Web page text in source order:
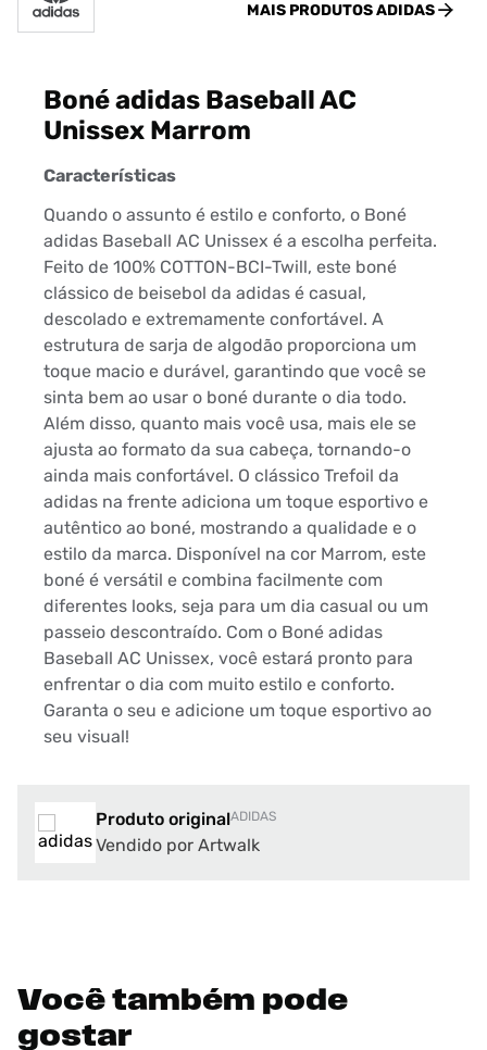
MAIS PRODUTOSADIDAS
Boné adidas Baseball AC
Unissex Marrom
Características
Quando o assunto é estilo e conforto, o Boné
adidas Baseball AC Unissex é a escolha perfeita.
Feito de 100% COTTON-BCI-Twill, este boné
clássico de beisebol da adidas é casual,
descolado e extremamente confortável. A
estrutura de sarja de algodão proporciona um
toque macio e durável, garantindo que você se
sinta bem ao usar o boné durante o dia todo.
Além disso, quanto mais você usa, mais ele se
ajusta ao formato da sua cabeça, tornando-o
ainda mais confortável. O clássico Trefoil da
adidas na frente adiciona um toque esportivo e
autêntico ao boné, mostrando a qualidade e o
estilo da marca. Disponível na cor Marrom, este
boné é versátil e combina facilmente com
diferentes looks, seja para um dia casual ou um
passeio descontraído. Com o Boné adidas
Baseball AC Unissex, você estará pronto para
enfrentar o dia com muito estilo e conforto.
Garanta o seu e adicione um toque esportivo ao
seu visual!
Produto originalADIDAS
Vendido por Artwalk
Você também pode
gostar